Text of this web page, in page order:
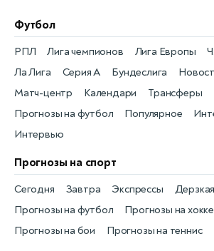
Футбол
РПЛ
Матч-центр
Лига чемпионов
Календари
Лига Европы
Трансферы
Прогнозы на футбол Популярное
Ла Лига Серия А
Интервью
Бундеслига
Прогнозы на спорт
Прогнозы на футбол
Сегодня
Прогнозы на
Завтра
Прогнозы на бои
Экспрессы
Прогнозы на теннис